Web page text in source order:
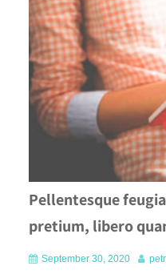
Pellentesque
pretium, libero
September 30, 2020